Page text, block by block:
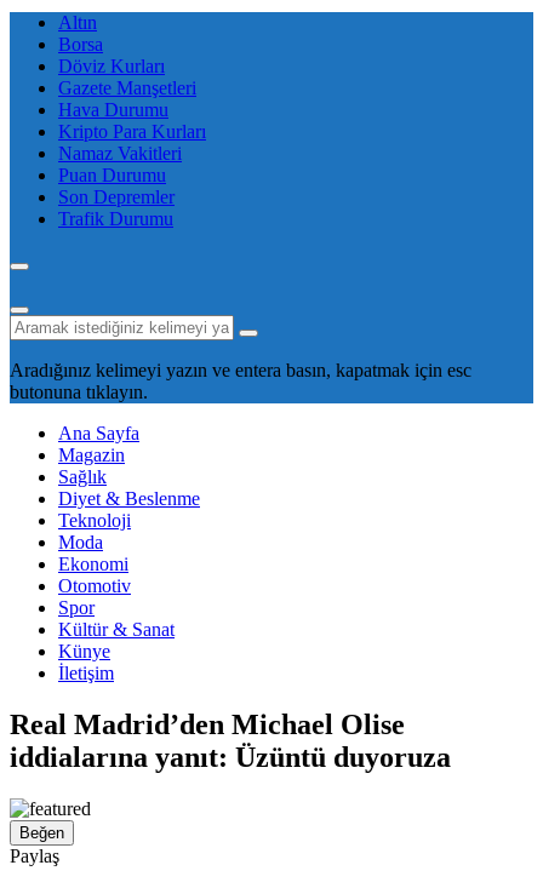
Altın
Borsa
Döviz Kurları
Gazete Manşetleri
Hava Durumu
Kripto Para Kurları
Namaz Vakitleri
Puan Durumu
Son Depremler
Trafik Durumu
Aradığınız kelimeyi yazın ve entera basın, kapatmak için esc
butonuna tıklayın.
Ana Sayfa
Magazin
Sağlık
Diyet & Beslenme
Teknoloji
Moda
Ekonomi
Otomotiv
Spor
Kültür & Sanat
Künye
İletişim
Real Madrid’den Michael Olise
iddialarına yanıt: Üzüntü duyoruza
Beğen
Paylaş